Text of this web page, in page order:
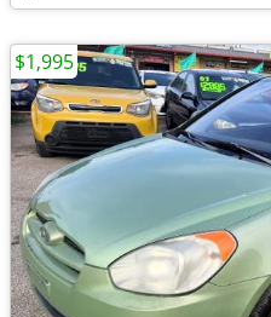
$1,995